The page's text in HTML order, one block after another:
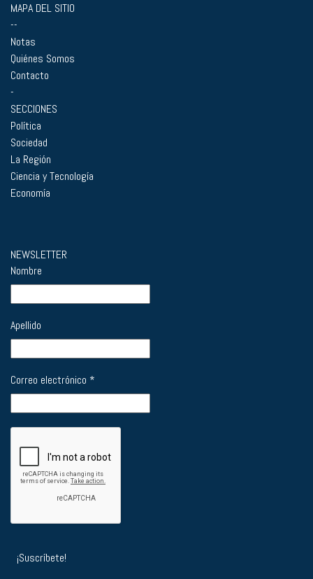
MAPA DEL SITIO
--
Notas
Quiénes Somos
Contacto
-
SECCIONES
Política
Sociedad
La Región
Ciencia y Tecnología
Economía
NEWSLETTER
Nombre
Apellido
Correo electrónico *